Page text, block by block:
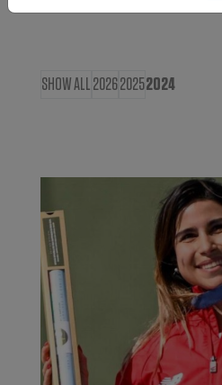
SHOW ALL 202620252024